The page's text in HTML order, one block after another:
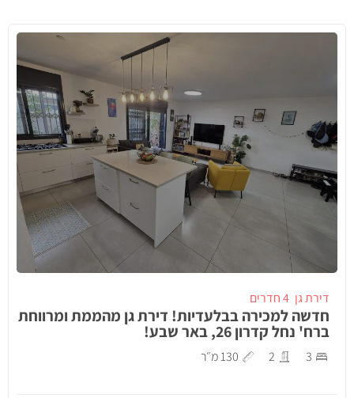
דירת גן 4 חדרים
חדשה למכירה בבלעדיות! דירת גן מהממת ומרווחת
ברח' נחל קדרון 26, באר שבע!
3
2 130 מ״ר